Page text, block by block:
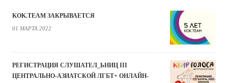
KOK.TEAM ЗАКРЫВАЕТСЯ
01 МАРТА 2022
РЕГИСТРАЦИЯ СЛУШАТЕЛ_ЬНИЦ III
ЦЕНТРАЛЬНО-АЗИАТСКОЙ ЛГБТ+ ОНЛАЙН-